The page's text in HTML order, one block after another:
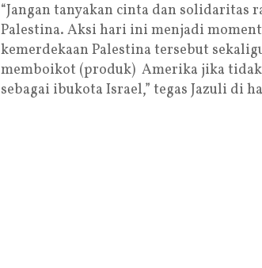
“Jangan tanyakan cinta dan solidaritas
Palestina. Aksi hari ini menjadi
kemerdekaan Palestina tersebut
memboikot (produk) Amerika jika
sebagai ibukota Israel,” tegas Jazuli di